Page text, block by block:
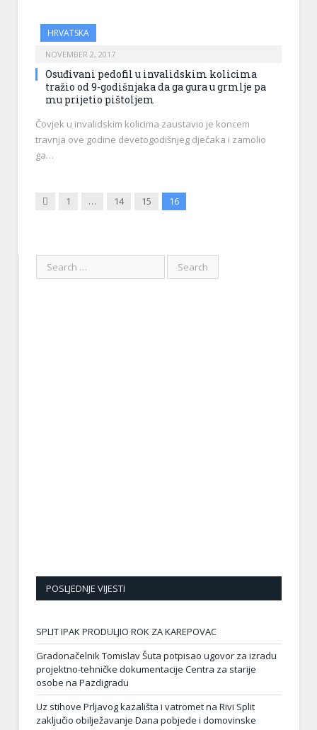
HRVATSKA
NOVEMBER 2, 2017
Osuđivani pedofil u invalidskim kolicima
tražio od 9-godišnjaka da ga gura u grmlje pa
mu prijetio pištoljem
Čovjek u invalidskim kolicima zaustavio je koncem
travnja ove godine devetogodišnjeg dječaka i zamolio
ga…
Previous
1 … 14 15 16
POSLJEDNJE VIJESTI
SPLIT IPAK PRODULJIO ROK ZA KAREPOVAC
Gradonačelnik Tomislav Šuta potpisao ugovor za izradu
projektno-tehničke dokumentacije Centra za starije
osobe na Pazdigradu
Uz stihove Prljavog kazališta i vatromet na Rivi Split
zaključio obilježavanje Dana pobjede i domovinske